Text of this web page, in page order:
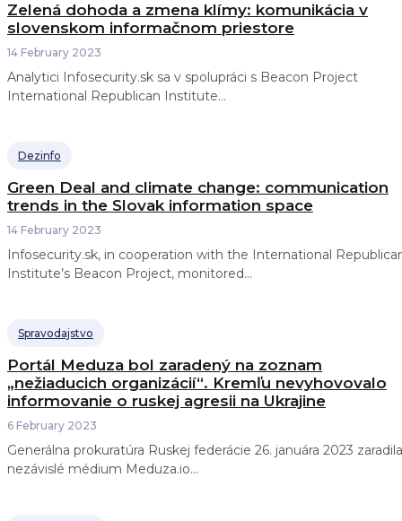
Zelená dohoda a zmena klímy: komunikácia v
slovenskom informačnom priestore
14 February 2023
Analytici Infosecurity.sk sa v spolupráci s Beacon Project
International Republican Institute...
Dezinfo
Green Deal and climate change: communication
trends in the Slovak information space
14 February 2023
Infosecurity.sk, in cooperation with the International
Institute’s Beacon Project, monitored...
Spravodajstvo
Portál Meduza bol zaradený na zoznam
„nežiaducich organizácií“. Kremľu nevyhovovalo
informovanie o ruskej agresii na Ukrajine
6 February 2023
Generálna prokuratúra Ruskej federácie 26. januára 2023 zaradila
nezávislé médium Meduza.io...